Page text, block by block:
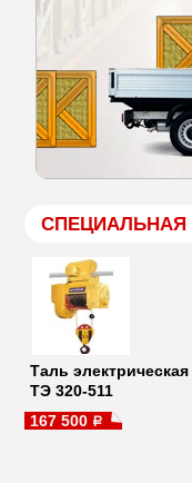
СПЕЦИАЛЬНАЯ
Таль электрическая
ТЭ 320-511
167 500 a